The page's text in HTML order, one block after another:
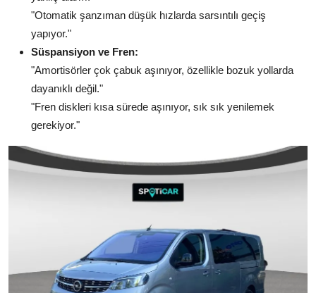
"Otomatik şanzıman düşük hızlarda sarsıntılı geçiş
yapıyor."
Süspansiyon ve Fren:
"Amortisörler çok çabuk aşınıyor, özellikle bozuk yollarda
dayanıklı değil."
"Fren diskleri kısa sürede aşınıyor, sık sık yenilemek
gerekiyor."